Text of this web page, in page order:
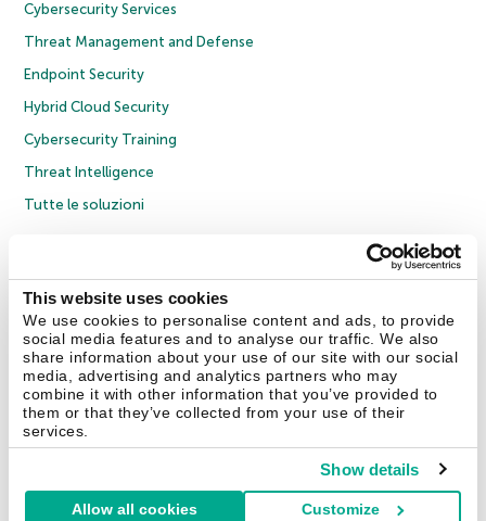
This website uses cookies
We use cookies to personalise content and ads, to provide
social media features and to analyse our traffic. We also
share information about your use of our site with our social
media, advertising and analytics partners who may
combine it with other information that you’ve provided to
them or that they’ve collected from your use of their
services.
Show details
Allow all cookies Customize
Cybersecurity Services
Threat Management and Defense
Endpoint Security
Hybrid Cloud Security
Cybersecurity Training
Threat Intelligence
Tutte le soluzioni
Informativa sulla privacy
Policy anticorruzione
Contratto di licenza B2C
Cookies
Contatti Chi siamo Partner Blog Centro risorse Comunicati stampa
Securelist Eugene Personal Blog Encyclopedia